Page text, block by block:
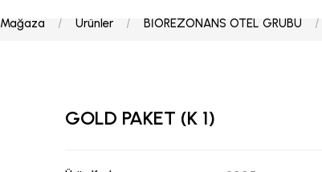
Mağaza Ürünler BİOREZONANS OTEL GRUBU
GOLD PAKET (K 1)